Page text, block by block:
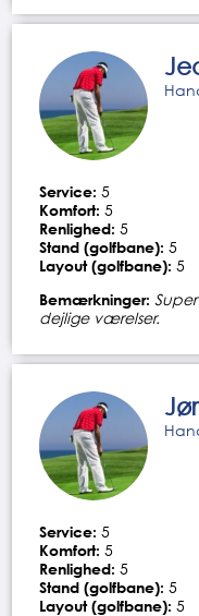
Service: 5
Komfort: 5
Renlighed: 5
Stand (golfbane): 5
Layout (golfbane): 5
Bemærkninger:
dejlige værelser.
Service: 5
Komfort: 5
Renlighed: 5
Stand (golfbane): 5
Layout (golfbane): 5